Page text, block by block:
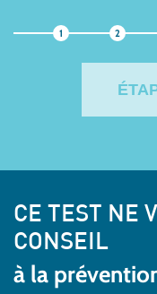
1 2
CE TEST NE
CONSEIL
à la